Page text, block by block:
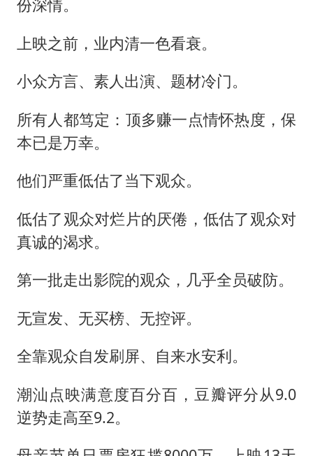
份深情。
上映之前，业内清一色看衰。
小众方言、素人出演、题材冷门。
所有人都笃定：顶多赚一点情怀热度，保
本已是万幸。
他们严重低估了当下观众。
低估了观众对烂片的厌倦，低估了观众对
真诚的渴求。
第一批走出影院的观众，几乎全员破防。
无宣发、无买榜、无控评。
全靠观众自发刷屏、自来水安利。
潮汕点映满意度百分百，豆瓣评分从9.0
逆势走高至9.2。